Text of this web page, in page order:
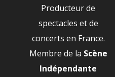
Producteur de
spectacles et de
concerts en France.
Membre de la Scène
Indépendante